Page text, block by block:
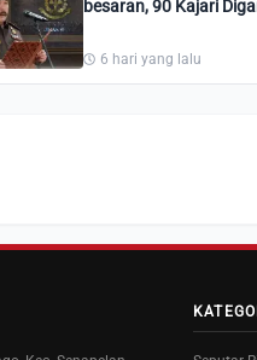
besaran, 90 Kajari
Kuansing, Bengkalis, Ini
6 hari yang lalu